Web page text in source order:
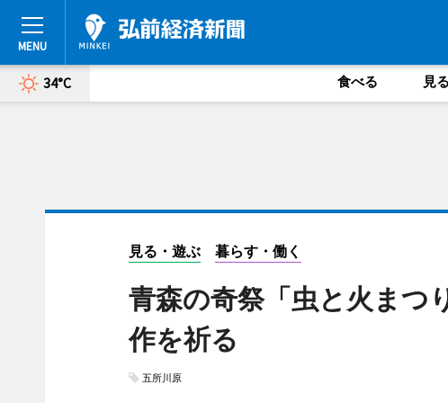
34°C 食べる 見
見る・遊ぶ 暮らす・働く
青森の奇祭「虫と火まつ
作を祈る
五所川原